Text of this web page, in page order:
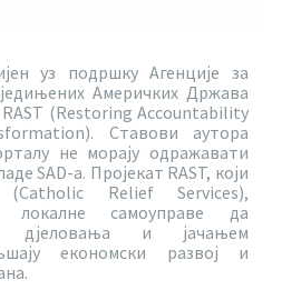
уз подршку Агенције за
Америчких Држава
RAST (Restoring Accountability
Ставови аутора
не морају одражавати
SAD-a. Пројекат RAST, који
(Catholic Relief Services),
локалне самоуправе да
дјеловања и јачањем
економски развој и